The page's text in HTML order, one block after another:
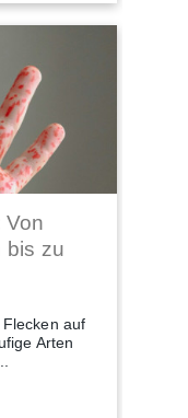
Von
bis zu
auf
Arten